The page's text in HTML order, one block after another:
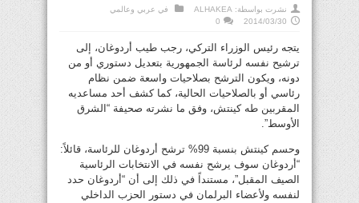
نشرت بواسطة: ALHAKEA في عربي وعالمي
2014/03/30
0
يتجه رئيس الوزراء التركي، رجب طيب أردوغان، إلى
ترشيح نفسه لرئاسة الجمهورية بتعديل دستوري أو من
دونه، ويكون الترشح بصلاحيات واسعة ضمن نظام
رئاسي أو بالصلاحيات الحالية، كما كشف أحد مساعديه
المقربين طه كينتش، وفق ما نشرته صحيفة “الشرق
الأوسط”.
وحسم كينتش بنسبة 99% ترشح أردوغان للرئاسة، قائلاً:
“أردوغان سوف يرشح نفسه في الانتخابات الرئاسية
الصيف المقبل”، مستنداً في ذلك إلى أن “أردوغان حدد
لنفسه ولأعضاء البرلمان في دستور الحزب الداخلي